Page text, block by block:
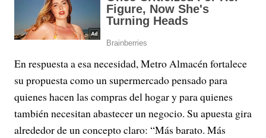
En respuesta a esa necesidad, Metro Almacén fortalece
su propuesta como un supermercado pensado para
quienes hacen las compras del hogar y para quienes
también necesitan abastecer un negocio. Su apuesta gira
alrededor de un concepto claro: “Más barato. Más